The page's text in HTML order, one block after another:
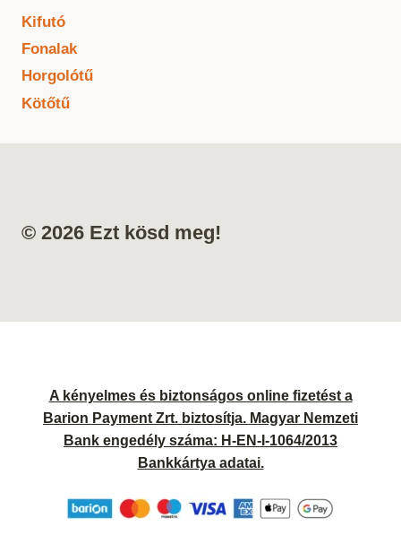
Kifutó
Fonalak
Horgolótű
Kötőtű
© 2026 Ezt kösd meg!
A kényelmes és biztonságos online fizetést a
Barion Payment Zrt. biztosítja. Magyar Nemzeti
Bank engedély száma: H-EN-I-1064/2013
Bankkártya adatai.